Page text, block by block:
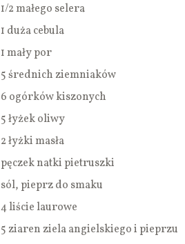
1/2 małego selera
1 duża cebula
1 mały por
5 średnich ziemniaków
6 ogórków kiszonych
5 łyżek oliwy
2 łyżki masła
pęczek natki pietruszki
sól, pieprz do smaku
4 liście laurowe
5 ziaren ziela angielskiego i pieprzu